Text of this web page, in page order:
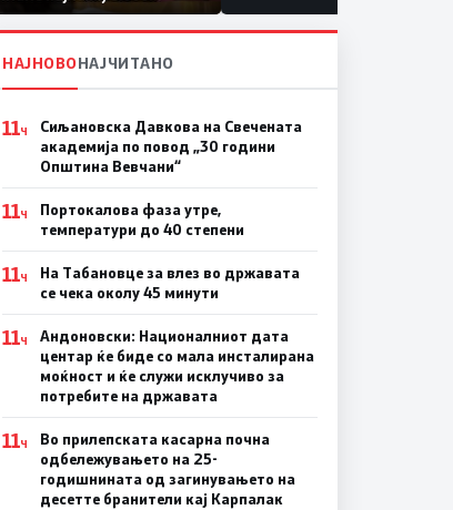
првачиња помалку
НАЈНОВОНАЈЧИТАНО
11Ч
Сиљановска Давкова на Свечената
академија по повод „30 години
Општина Вевчани“
11Ч
Портокалова фаза утре,
температури до 40 степени
11Ч
На Табановце за влез во државата
се чека околу 45 минути
11Ч
Андоновски: Националниот дата
центар ќе биде со мала инсталирана
моќност и ќе служи исклучиво за
потребите на државата
11Ч
Во прилепската касарна почна
одбележувањето на 25-
годишнината од загинувањето на
десетте бранители кај Карпалак